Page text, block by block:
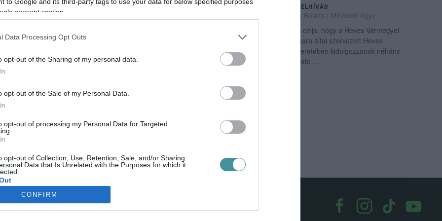
consent section.
Data Processing Opt Outs
opt-out of the Sharing of my personal data.
opt-out of the Sale of my Personal Data.
opt-out of processing my Personal Data for Targeted
opt-out of Collection, Use, Retention, Sale, and/or Sharing
Data that Is Unrelated with the Purposes for which it
CONFIRM
A MENTŐSÖK AZT KÉRIK, HOGY ENGEDJÉK ŐKET ELŐRE A
2022. március 11|Mindenki ügye
Rendkívüli felhívás jelent meg a Magyarországi
444.hu által idézett bejegyzésükben arra kérik a
MARKETING PÁLYÁZATI FELHÍVÁS
| Bakos Balázs | Mindenki ügye
Az Ötletpályázati felhívás célja, hogy a Heves Vármegyei
Kereskedelmi és Iparkamara által szervezett Heves
Vármegye Étele projekt keretében kidolgozzanak néhány
marketing elemet, olvasható ...